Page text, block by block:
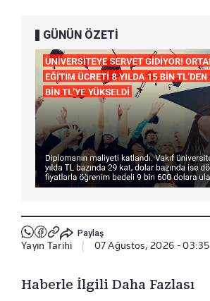
GÜNÜN ÖZETİ
Paylaş
Yayın Tarihi 07 Ağustos, 2026 - 03:35
Haberle İlgili Daha Fazlası